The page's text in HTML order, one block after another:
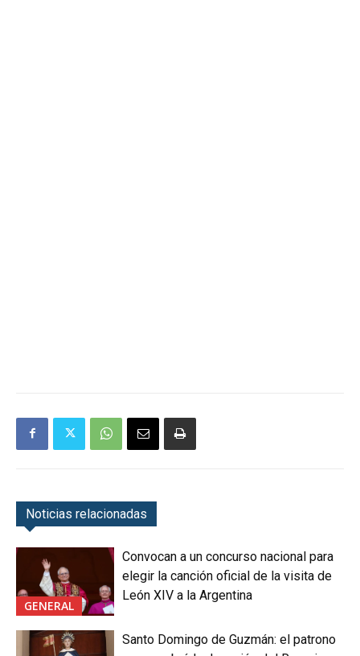
Noticias relacionadas
GENERAL
Convocan a un concurso nacional para
elegir la canción oficial de la visita de
León XIV a la Argentina
Santo Domingo de Guzmán: el patrono